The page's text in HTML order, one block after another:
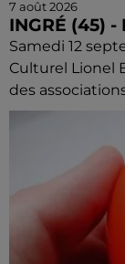
7 août 2026
INGRÉ (45) -
Samedi 12
Culturel Lionel
des